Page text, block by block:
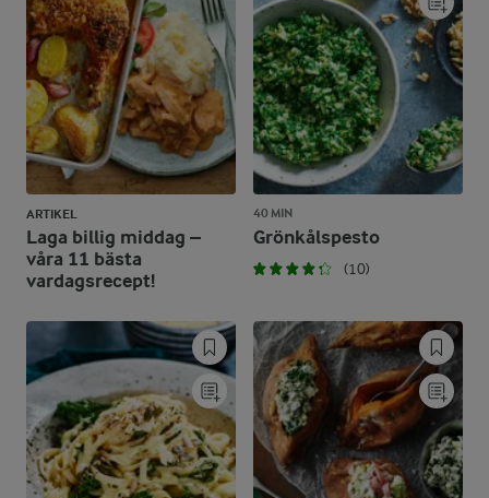
ARTIKEL
Laga billig middag –
våra 11 bästa
vardagsrecept!
40 MIN
Grönkålspesto
(10)